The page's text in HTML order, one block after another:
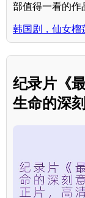
部值得一看的作
韩国剧，仙女榴
纪录片《
生命的深